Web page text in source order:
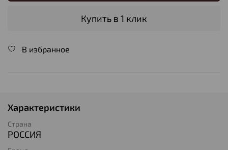
Купить в 1 клик
В избранное
Характеристики
Страна
РОССИЯ